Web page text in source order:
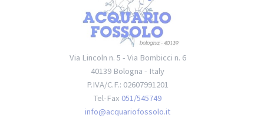
Via Lincoln n. 5 - Via Bombicci n. 6
40139 Bologna - Italy
P.IVA/C.F.: 02607991201
Tel-Fax 051/545749
info@acquariofossolo.it